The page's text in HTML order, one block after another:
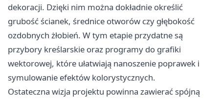
dekoracji. Dzięki nim można dokładnie określić
grubość ścianek, średnice otworów czy głębokość
ozdobnych żłobień. W tym etapie przydatne są
przybory kreślarskie oraz programy do grafiki
wektorowej, które ułatwiają nanoszenie poprawek i
symulowanie efektów kolorystycznych.
Ostateczna wizja projektu powinna zawierać spójną